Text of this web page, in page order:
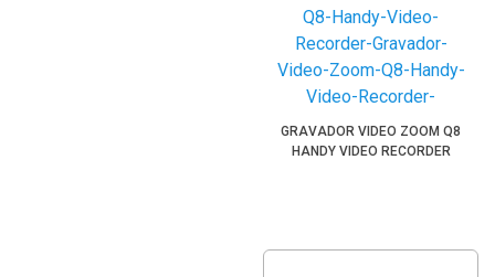
GRAVADOR VIDEO ZOOM Q8
HANDY VIDEO RECORDER